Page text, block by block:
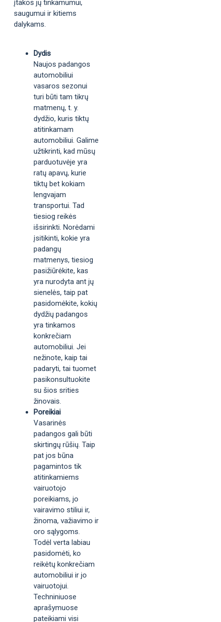
įtakos jų tinkamumui,
saugumui ir kitiems
dalykams.
Dydis
Naujos padangos
automobiliui
vasaros sezonui
turi būti tam tikrų
matmenų, t. y.
dydžio, kuris tiktų
atitinkamam
automobiliui. Galime
užtikrinti, kad mūsų
parduotuvėje yra
ratų apavų, kurie
tiktų bet kokiam
lengvajam
transportui. Tad
tiesiog reikės
išsirinkti. Norėdami
įsitikinti, kokie yra
padangų
matmenys, tiesiog
pasižiūrėkite, kas
yra nurodyta ant jų
sienelės, taip pat
pasidomėkite, kokių
dydžių padangos
yra tinkamos
konkrečiam
automobiliui. Jei
nežinote, kaip tai
padaryti, tai tuomet
pasikonsultuokite
su šios srities
žinovais.
Poreikiai
Vasarinės
padangos gali būti
skirtingų rūšių. Taip
pat jos būna
pagamintos tik
atitinkamiems
vairuotojo
poreikiams, jo
vairavimo stiliui ir,
žinoma, važiavimo ir
oro sąlygoms.
Todėl verta labiau
pasidomėti, ko
reikėtų konkrečiam
automobiliui ir jo
vairuotojui.
Techniniuose
aprašymuose
pateikiami visi